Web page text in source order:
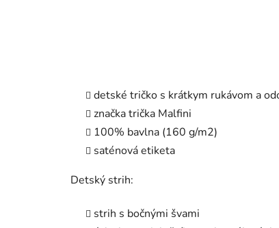
detské tričko s krátkym rukávom a
značka trička Malfini
100% bavlna (160 g/m2)
saténová etiketa
Detský strih:
strih s bočnými švami